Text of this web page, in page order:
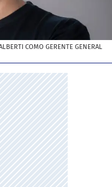
COMO GERENTE GENERAL